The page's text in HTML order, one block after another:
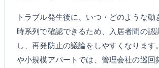
トラブル発生後に、いつ・どのような動
時系列で確認できるため、入居者間の認
し、再発防止の議論をしやすくなります
や小規模アパートでは、管理会社の巡回